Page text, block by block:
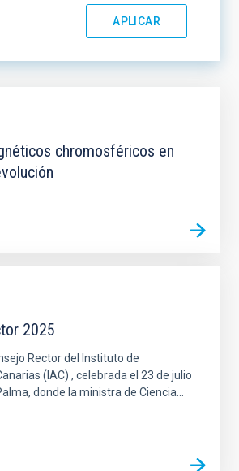
chromosféricos en
2025
Rector del Instituto de
(IAC) , celebrada el 23 de julio
donde la ministra de Ciencia...